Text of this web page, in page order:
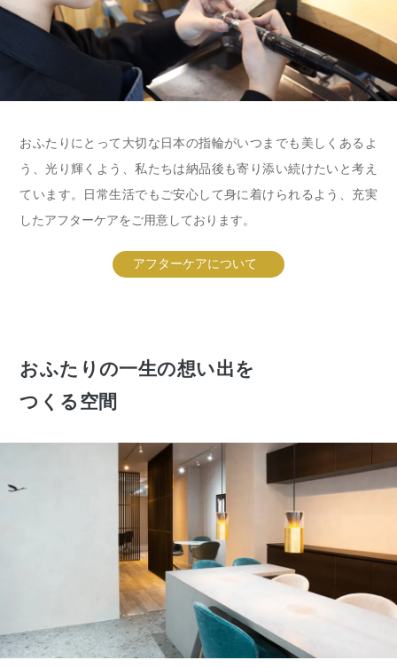
おふたりにとって大切な日本の指輪がいつまでも美しくあるよ
う、光り輝くよう、私たちは納品後も寄り添い続けたいと考え
ています。日常生活でもご安心して身に着けられるよう、充実
したアフターケアをご用意しております。
アフターケアについて
おふたりの一生の想い出を
つくる空間